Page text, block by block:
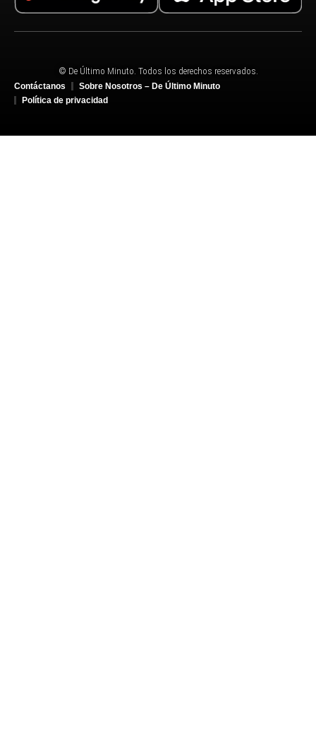
© De Último Minuto. Todos los derechos reservados.
Contáctanos
Sobre Nosotros – De Último Minuto
Política de privacidad